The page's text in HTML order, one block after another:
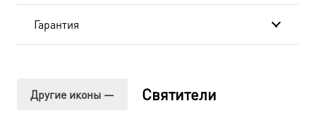
Гарантия
Другие иконы — Святители